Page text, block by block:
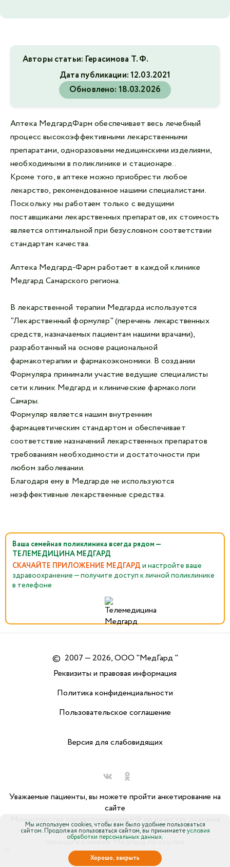
Авторы статьи: Герасимова Т. Ф.
Дата публикации:12.03.2021
Обновлено: 18.03.2026
Аптека МедгардФарм обеспечивает весь лечебный
процесс высокоэффективными лекарственными
препаратами, одноразовыми медицинскими изделиями,
необходимыми в поликлинике и стационаре..
Кроме того, в аптеке можно приобрести любое
лекарство, рекомендованное нашими специалистами.
Поскольку мы работаем только с ведущими
поставщиками лекарственных препаратов, их стоимость
является оптимальной при безусловном соответствии
стандартам качества.
Аптека Медгард-Фарм работает в каждой клинике
Медгард Самарского региона.
В лекарственной терапии Медгарда используется
"Лекарственный формуляр" (перечень лекарственных
средств, назначаемых пациентам нашими врачами),
разработанный на основе рациональной
фармакотерапии и фармакоэкономики. В создании
Формуляра принимали участие ведущие специалисты
сети клиник Медгард и клинические фармакологи
Самары.
Формуляр является нашим внутренним
фармацевтическим стандартом и обеспечивает
соответствие назначений лекарственных препаратов
требованиям необходимости и достаточности при
любом заболевании.
Благодаря ему в Медгарде не используются
неэффективные лекарственные средства.
Ваша семейная поликлиника всегда рядом —
ТЕЛЕМЕДИЦИНА МЕДГАРД
СКАЧАЙТЕ ПРИЛОЖЕНИЕ МЕДГАРД и настройте ваше
здравоохранение — получите доступ к личной поликлинике
в телефоне
© 2007 — 2026, ООО "МедГард "
Реквизиты и правовая информация
Политика конфиденциальности
Пользовательское соглашение
Версия для слабовидящих
Уважаемые пациенты, вы можете пройти анкетирование на
сайте
Министерства здравоохранения РФ по качеству оказания
медицинской
помощи в клинике Медгард по ссылке
Мы используем cookies, чтобы вам было удобнее пользоваться
сайтом. Продолжая пользоваться сайтом, вы принимаетеусловия
обработки персональных данных.
Хорошо, закрыть